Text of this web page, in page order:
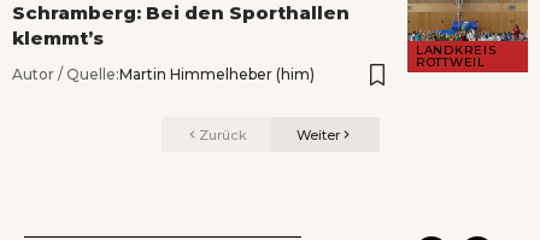
LANDKREIS
ROTTWEIL
Schramberg: Bei den Sporthallen
klemmt’s
Autor / Quelle:Martin Himmelheber (him)
Zurück Weiter